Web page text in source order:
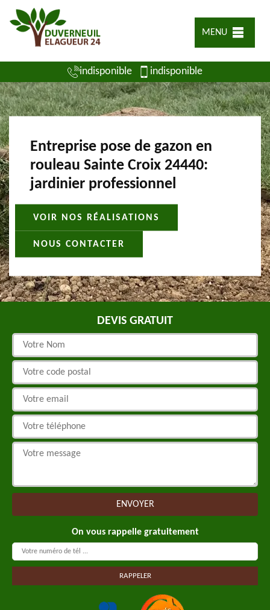
MENU
indisponible indisponible
Entreprise pose de gazon en
rouleau Sainte Croix 24440:
jardinier professionnel
VOIR NOS RÉALISATIONS
NOUS CONTACTER
DEVIS GRATUIT
On vous rappelle gratuitement